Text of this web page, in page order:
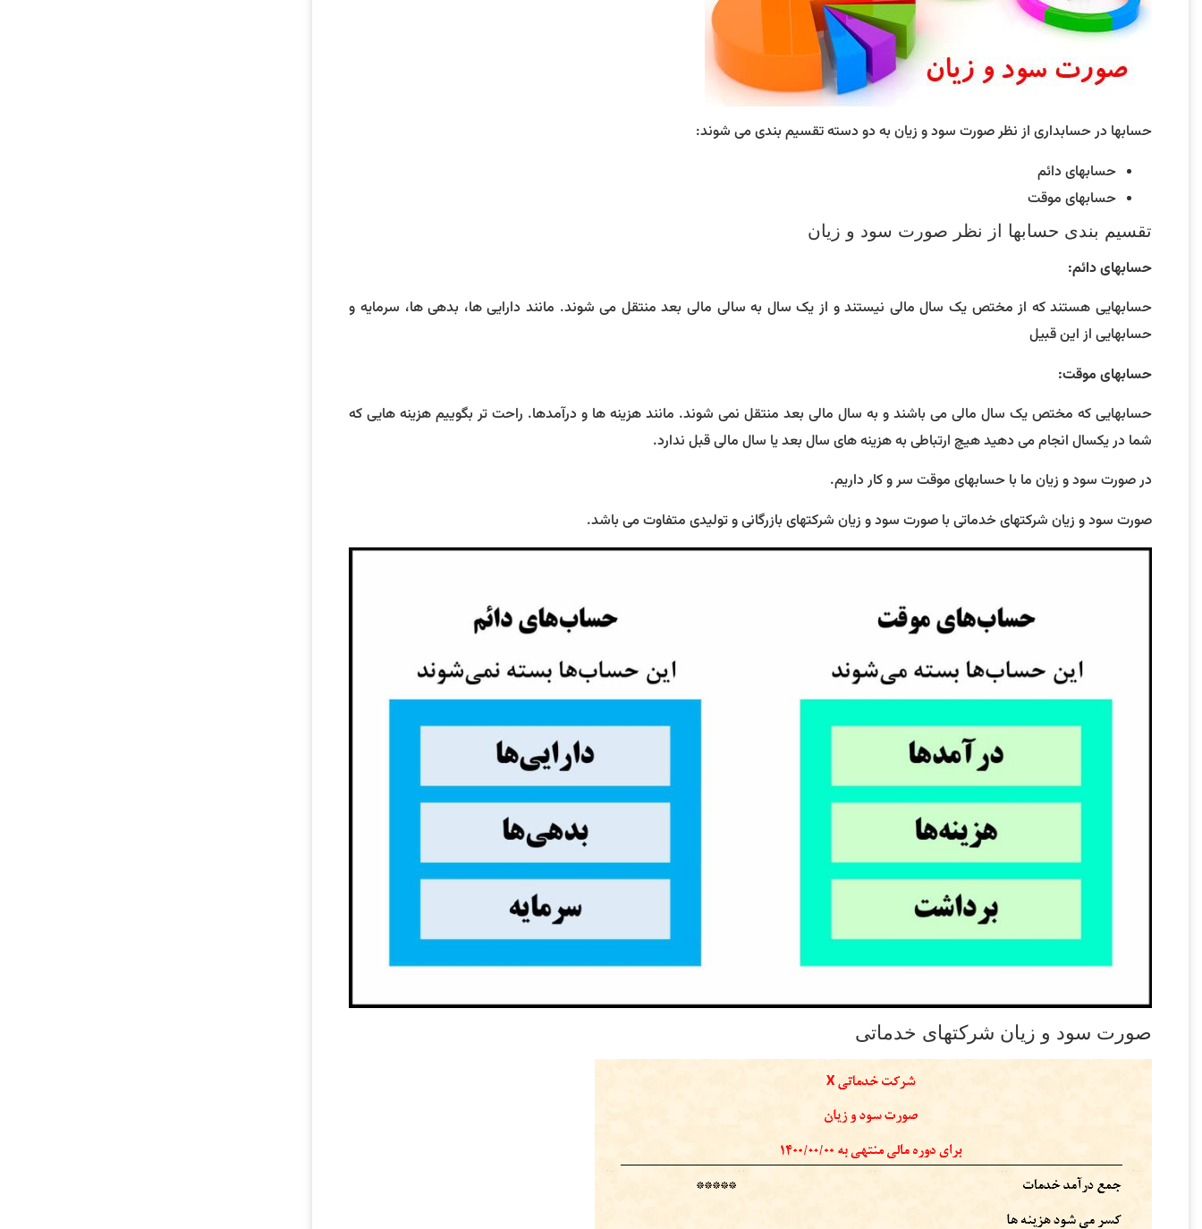
حسابها در حسابداری از نظر صورت سود و زیان به دو دسته تقسیم بندی می شوند:
حسابهای دائم
حسابهای موقت
تقسیم بندی حسابها از نظر صورت سود و زیان
حسابهای دائم:
حسابهایی هستند که از مختص یک سال مالی نیستند و از یک سال به سالی مالی بعد منتقل می شوند. مانند دارایی ها، بدهی ها، سرمایه و
حسابهایی از این قبیل
حسابهای موقت:
حسابهایی که مختص یک سال مالی می باشند و به سال مالی بعد منتقل نمی شوند. مانند هزینه ها و درآمدها. راحت تر بگوییم هزینه هایی که
شما در یکسال انجام می دهید هیچ ارتباطی به هزینه های سال بعد یا سال مالی قبل ندارد.
در صورت سود و زیان ما با حسابهای موقت سر و کار داریم.
صورت سود و زیان شرکتهای خدماتی با صورت سود و زیان شرکتهای بازرگانی و تولیدی متفاوت می باشد.
صورت سود و زیان شرکتهای خدماتی